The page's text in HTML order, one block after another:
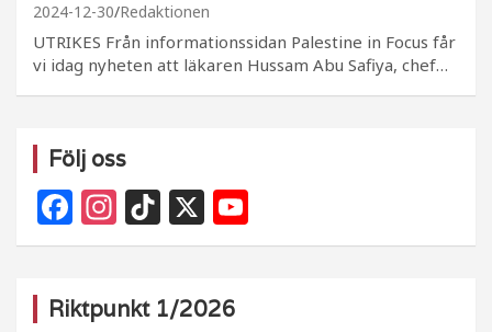
2024-12-30 Redaktionen
UTRIKES Från informationssidan Palestine in Focus får
vi idag nyheten att läkaren Hussam Abu Safiya, chef…
Följ oss
F
a
e
In
st
g
Ti
k
o
X
o
Riktpunkt 1/2026